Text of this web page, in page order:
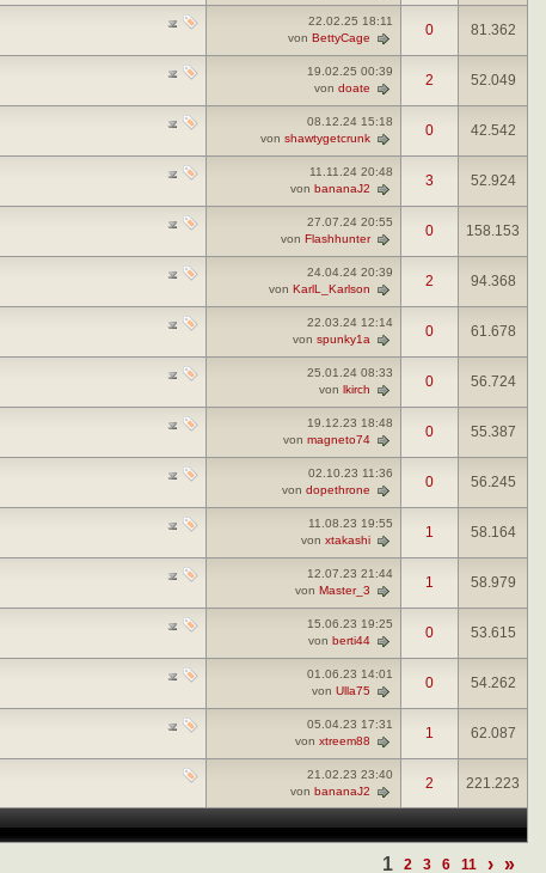
22.02.25 18:11
von BettyCage 0 81.362
19.02.25 00:39
von doate 2 52.049
08.12.24 15:18
von shawtygetcrunk 0 42.542
11.11.24 20:48
von bananaJ2 3 52.924
27.07.24 20:55
von Flashhunter 0 158.153
24.04.24 20:39
von KarlL_Karlson 2 94.368
22.03.24 12:14
von spunky1a 0 61.678
25.01.24 08:33
von lkirch 0 56.724
19.12.23 18:48
von magneto74 0 55.387
02.10.23 11:36
von dopethrone 0 56.245
11.08.23 19:55
von xtakashi 1 58.164
12.07.23 21:44
von Master_3 1 58.979
15.06.23 19:25
von berti44 0 53.615
01.06.23 14:01
von Ulla75 0 54.262
05.04.23 17:31
von xtreem88 1 62.087
21.02.23 23:40
von bananaJ2 2 221.223
1 2 3 6 11 › »